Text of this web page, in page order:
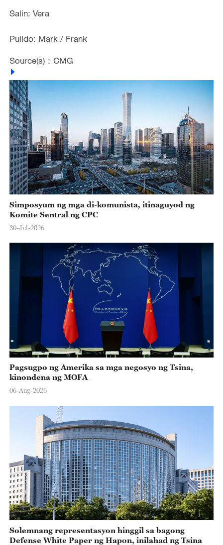
Salin: Vera
Pulido: Mark / Frank
Source(s)：CMG
Simposyum ng mga di-komunista, itinaguyod ng
Komite Sentral ng CPC
30-Jul-2026
Pagsugpo ng Amerika sa mga negosyo ng Tsina,
kinondena ng MOFA
06-Aug-2026
Solemnang representasyon hinggil sa bagong
Defense White Paper ng Hapon, inilahad ng Tsina